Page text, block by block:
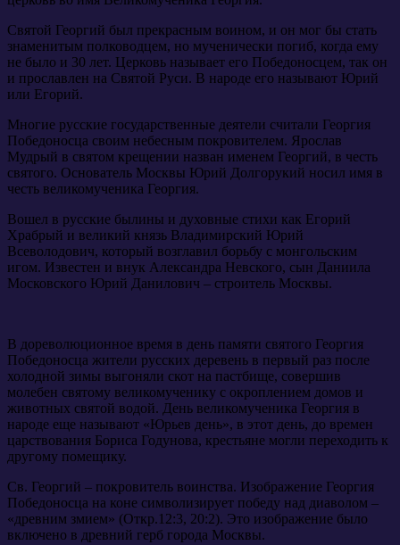
Святой Георгий был прекрасным воином, и он мог бы стать
знаменитым полководцем, но мученически погиб, когда ему
не было и 30 лет. Церковь называет его Победоносцем, так он
и прославлен на Святой Руси. В народе его называют Юрий
или Егорий.
Многие русские государственные деятели считали Георгия
Победоносца своим небесным покровителем. Ярослав
Мудрый в святом крещении назван именем Георгий, в честь
святого. Основатель Москвы Юрий Долгорукий носил имя в
честь великомученика Георгия.
Вошел в русские былины и духовные стихи как Егорий
Храбрый и великий князь Владимирский Юрий
Всеволодович, который возглавил борьбу с монгольским
игом. Известен и внук Александра Невского, сын Даниила
Московского Юрий Данилович – строитель Москвы.
В дореволюционное время в день памяти святого Георгия
Победоносца жители русских деревень в первый раз после
холодной зимы выгоняли скот на пастбище, совершив
молебен святому великомученику с окроплением домов и
животных святой водой. День великомученика Георгия в
народе еще называют «Юрьев день», в этот день, до времен
царствования Бориса Годунова, крестьяне могли переходить к
другому помещику.
Св. Георгий – покровитель воинства. Изображение Георгия
Победоносца на коне символизирует победу над диаволом –
«древним змием» (Откр.12:3, 20:2). Это изображение было
включено в древний герб города Москвы.